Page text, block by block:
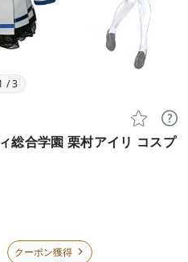
/3
 
総合学園 栗村アイリ コスプ
クーポン獲得 